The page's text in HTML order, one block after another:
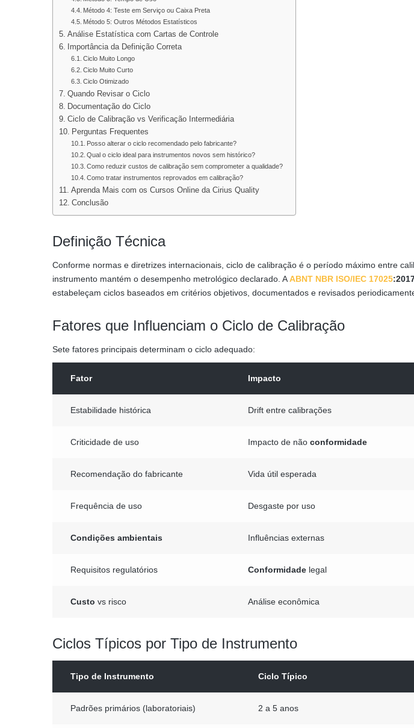
Método 4: Teste em Serviço ou Caixa Preta
Método 5: Outros Métodos Estatísticos
Análise Estatística com Cartas de Controle
Importância da Definição Correta
Ciclo Muito Longo
Ciclo Muito Curto
Ciclo Otimizado
Quando Revisar o Ciclo
Documentação do Ciclo
Ciclo de Calibração vs Verificação Intermediária
Perguntas Frequentes
Posso alterar o ciclo recomendado pelo fabricante?
Qual o ciclo ideal para instrumentos novos sem histórico?
Como reduzir custos de calibração sem comprometer a qualidade?
Como tratar instrumentos reprovados em calibração?
Aprenda Mais com os Cursos Online da Cirius Quality
Conclusão
Definição Técnica
Conforme normas e diretrizes internacionais, ciclo de calibração é o período máximo entre
instrumento mantém o desempenho metrológico declarado. AABNT NBR ISO/IEC 17025
estabeleçam ciclos baseados em critérios objetivos, documentados e revisados
Fatores que Influenciam o Ciclo de Calibração
Sete fatores principais determinam o ciclo adequado:
Fator Impacto
Estabilidade histórica Drift entre calibrações
Criticidade de uso Impacto de não conformidade
Recomendação do fabricante Vida útil esperada
Frequência de uso Desgaste por uso
Condições ambientais Influências externas
Requisitos regulatórios Conformidade legal
Custo vs risco Análise econômica
Ciclos Típicos por Tipo de Instrumento
Tipo de Instrumento Ciclo Típico
Padrões primários (laboratoriais) 2 a 5 anos